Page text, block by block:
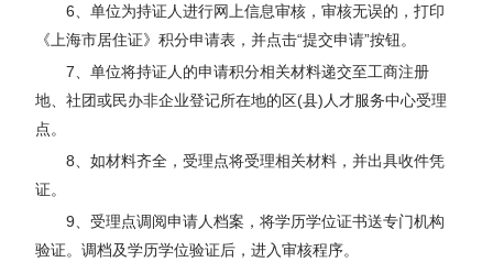
6、单位为持证人进行网上信息审核，审核无误的，打印
《上海市居住证》积分申请表，并点击“提交申请”按钮。
7、单位将持证人的申请积分相关材料递交至工商注册
地、社团或民办非企业登记所在地的区(县)人才服务中心受理
点。
8、如材料齐全，受理点将受理相关材料，并出具收件凭
证。
9、受理点调阅申请人档案，将学历学位证书送专门机构
验证。调档及学历学位验证后，进入审核程序。